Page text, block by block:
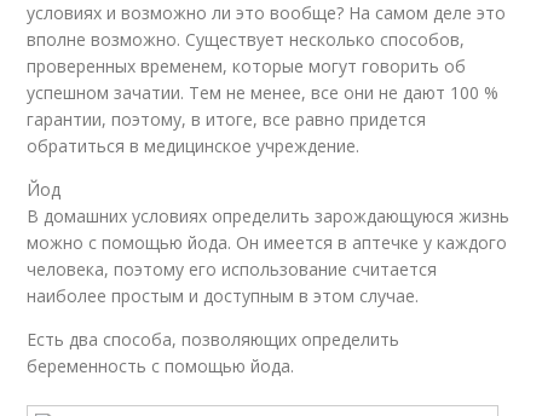
условиях и возможно ли это вообще? На самом деле это
вполне возможно. Существует несколько способов,
проверенных временем, которые могут говорить об
успешном зачатии. Тем не менее, все они не дают 100 %
гарантии, поэтому, в итоге, все равно придется
обратиться в медицинское учреждение.
Йод
В домашних условиях определить зарождающуюся жизнь
можно с помощью йода. Он имеется в аптечке у каждого
человека, поэтому его использование считается
наиболее простым и доступным в этом случае.
Есть два способа, позволяющих определить
беременность с помощью йода.